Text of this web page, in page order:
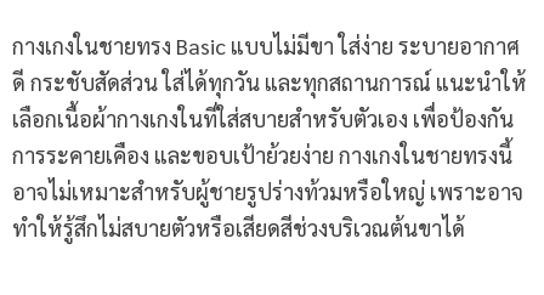
กางเกงในชายทรง Basic แบบไม่มีขา ใส่ง่าย ระบายอากาศ
ดี กระชับสัดส่วน ใส่ได้ทุกวัน และทุกสถานการณ์ แนะนำให้
เลือกเนื้อผ้ากางเกงในที่ใส่สบายสำหรับตัวเอง เพื่อป้องกัน
การระคายเคือง และขอบเป้าย้วยง่าย กางเกงในชายทรงนี้
อาจไม่เหมาะสำหรับผู้ชายรูปร่างท้วมหรือใหญ่ เพราะอาจ
ทำให้รู้สึกไม่สบายตัวหรือเสียดสีช่วงบริเวณต้นขาได้